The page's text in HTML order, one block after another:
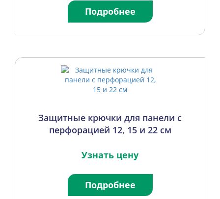
Подробнее
Защитные крючки для панели с
перфорацией 12, 15 и 22 см
Узнать цену
Подробнее